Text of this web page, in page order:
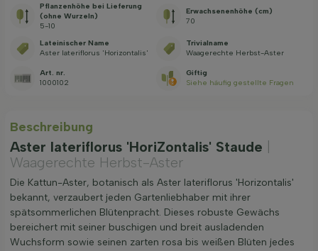
Pflanzenhöhe bei Lieferung
(ohne Wurzeln)
5-10
Erwachsenenhöhe (cm)
70
Lateinischer Name
Aster lateriflorus 'Horizontalis'
Trivialname
Waagerechte Herbst-Aster
Art. nr.
1000102
Giftig
Siehe häufig gestellte Fragen
Beschreibung
Aster lateriflorus 'HoriZontalis' Staude
Waagerechte Herbst-Aster
Die Kattun-Aster, botanisch als Aster lateriflorus 'Horizontalis'
bekannt, verzaubert jeden Gartenliebhaber mit ihrer
spätsommerlichen Blütenpracht. Dieses robuste Gewächs
bereichert mit seiner buschigen und breit ausladenden
Wuchsform sowie seinen zarten rosa bis weißen Blüten jedes